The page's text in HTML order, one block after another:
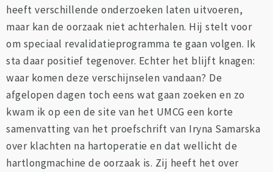
heeft verschillende onderzoeken laten uitvoeren,
maar kan de oorzaak niet achterhalen. Hij stelt voor
om speciaal revalidatieprogramma te gaan volgen. Ik
sta daar positief tegenover. Echter het blijft knagen:
waar komen deze verschijnselen vandaan? De
afgelopen dagen toch eens wat gaan zoeken en zo
kwam ik op een de site van het UMCG een korte
samenvatting van het proefschrift van Iryna Samarska
over klachten na hartoperatie en dat wellicht de
hartlongmachine de oorzaak is. Zij heeft het over